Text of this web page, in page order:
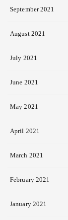
September 2021
August 2021
July 2021
June 2021
May 2021
April 2021
March 2021
February 2021
January 2021